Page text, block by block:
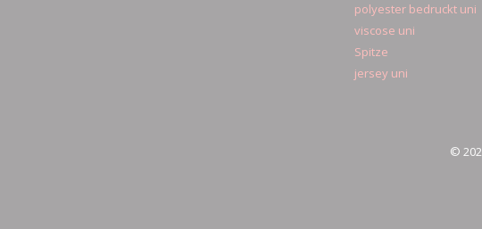
polyester bedruckt uni
viscose uni
Spitze
jersey uni
©